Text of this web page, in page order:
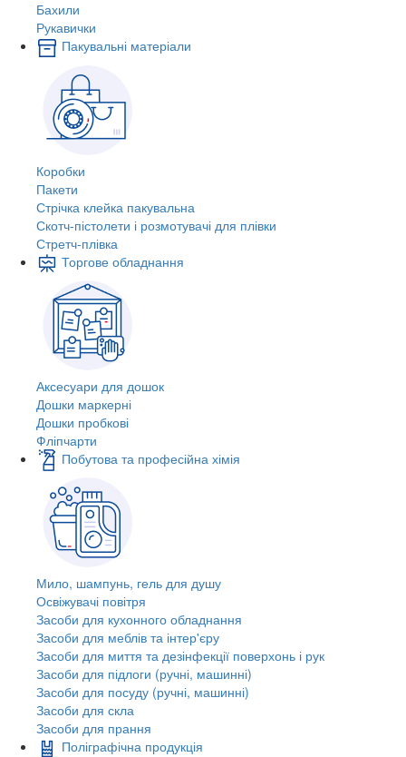
Бахили
Рукавички
Пакувальні матеріали
Коробки
Пакети
Стрічка клейка пакувальна
Скотч-пістолети і розмотувачі для плівки
Стретч-плівка
Торгове обладнання
Аксесуари для дошок
Дошки маркерні
Дошки пробкові
Фліпчарти
Побутова та професійна хімія
Мило, шампунь, гель для душу
Освіжувачі повітря
Засоби для кухонного обладнання
Засоби для меблів та інтер'єру
Засоби для миття та дезінфекції поверхонь і рук
Засоби для підлоги (ручні, машинні)
Засоби для посуду (ручні, машинні)
Засоби для скла
Засоби для прання
Поліграфічна продукція